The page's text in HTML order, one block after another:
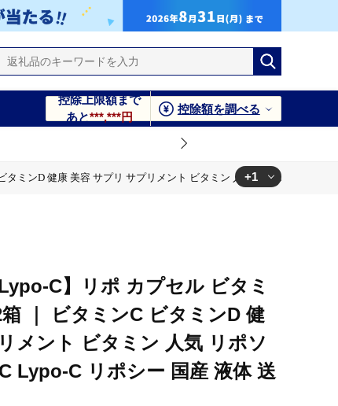
控除上限額まで
あと***,***円
控除額を調べる
ミンD 健康 美容 サプリ サプリメント ビタミン 人気 リポソーム お
+1
C】リポ カプセル ビタミ
｜ ビタミンC ビタミンD 健
メント ビタミン 人気 リポソ
Lypo-C リポシー 国産 液体 送